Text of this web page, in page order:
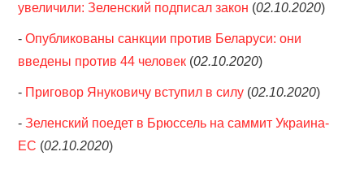
увеличили: Зеленский подписал закон (02.10.2020)
-Опубликованы санкции против Беларуси: они
введены против 44 человек (02.10.2020)
- Приговор Януковичу вступил в силу (02.10.2020)
-Зеленский поедет в Брюссель на саммит Украина-
ЕС (02.10.2020)